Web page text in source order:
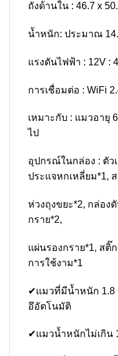
ถังด้านใน : 46.7 x
น้ำหนัก: ประมาณ
แรงดันไฟฟ้า : 12V :
การเชื่อมต่อ : WiFi
เหมาะกับ : แมวอายุ
ไป
อุปกรณ์ในกล่อง : ตัว
ประแจหกเหลี่ยม*1,
ห่วงถุงขยะ*2, กล่อง
กราย*2,
แผ่นรองกราย*1, สติ๊
การใช้งาม*1
✔แมวที่มีน้ำหนัก 1.8
อึอัตโนมัติ
✔แมวน้ำหนักไม่เกิน